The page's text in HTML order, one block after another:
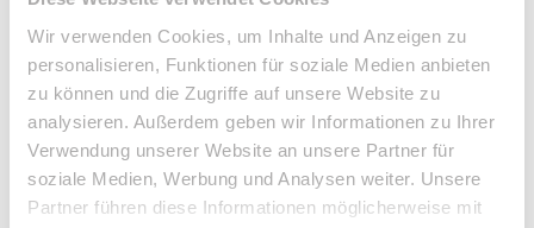
Wir verwenden Cookies, um Inhalte und Anzeigen zu
personalisieren, Funktionen für soziale Medien anbieten
zu können und die Zugriffe auf unsere Website zu
analysieren. Außerdem geben wir Informationen zu Ihrer
Verwendung unserer Website an unsere Partner für
soziale Medien, Werbung und Analysen weiter. Unsere
Partner führen diese Informationen möglicherweise mit
Besonderem.
Der Wohnraum ist mit echtholzähnlichen, hochwertigem
Laminatfußbodenbelag ausgestattet. Vom Flur bzw.
Eingang der Wohnung erreicht man das geräumige
Tageslicht-Badezimmer mit einer Badewanne und WAMA-
Anschluss.